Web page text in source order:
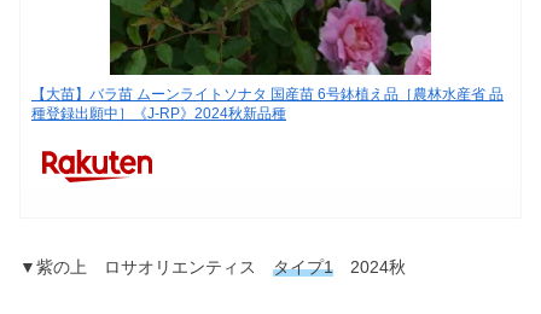
【大苗】バラ苗 ムーンライトソナタ 国産苗 6号鉢植え品［農林水産省 品
種登録出願中］《J-RP》2024秋新品種
▼紫の上 ロサオリエンティス タイプ1 2024秋